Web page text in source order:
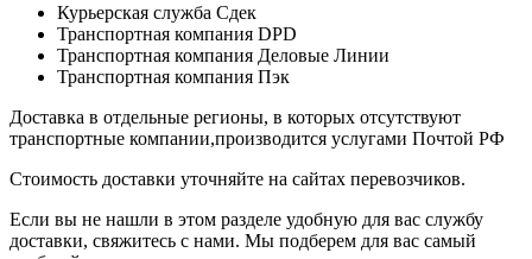
Курьерская служба Сдек
Транспортная компания DPD
Транспортная компания Деловые Линии
Транспортная компания Пэк
Доставка в отдельные регионы, в которых отсутствуют
транспортные компании,производится услугами Почтой РФ
Стоимость доставки уточняйте на сайтах перевозчиков.
Если вы не нашли в этом разделе удобную для вас службу
доставки, свяжитесь с нами. Мы подберем для вас самый